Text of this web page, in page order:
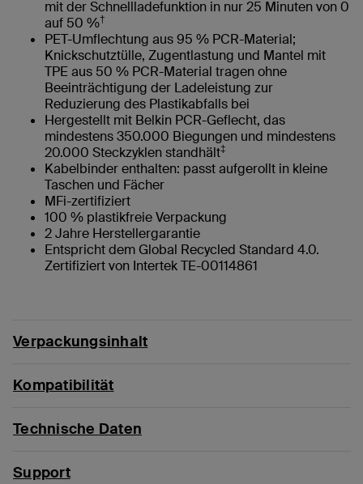
mit der Schnellladefunktion in nur 25 Minuten von 0
auf 50 %†
PET-Umflechtung aus 95 % PCR-Material;
Knickschutztülle, Zugentlastung und Mantel mit
TPE aus 50 % PCR-Material tragen ohne
Beeinträchtigung der Ladeleistung zur
Reduzierung des Plastikabfalls bei
Hergestellt mit Belkin PCR-Geflecht, das
mindestens 350.000 Biegungen und mindestens
20.000 Steckzyklen standhält‡
Kabelbinder enthalten: passt aufgerollt in kleine
Taschen und Fächer
MFi-zertifiziert
100 % plastikfreie Verpackung
2 Jahre Herstellergarantie
Entspricht dem Global Recycled Standard 4.0.
Zertifiziert von Intertek TE-00114861
Verpackungsinhalt
Kompatibilität
Technische Daten
Support